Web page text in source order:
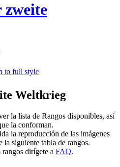
zweite
to full style
Weltkrieg
la lista de Rangos disponibles, así
la conforman.
la reproducción de las imágenes
la siguiente tabla de rangos.
dirígete a FAQ.